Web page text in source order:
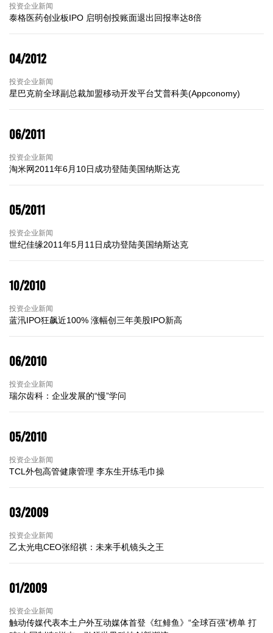
投资企业新闻
泰格医药创业板IPO 启明创投账面退出回报率达8倍
04/2012
投资企业新闻
星巴克前全球副总裁加盟移动开发平台艾普科美(Appconomy)
06/2011
投资企业新闻
淘米网2011年6月10日成功登陆美国纳斯达克
05/2011
投资企业新闻
世纪佳缘2011年5月11日成功登陆美国纳斯达克
10/2010
投资企业新闻
蓝汛IPO狂飙近100% 涨幅创三年美股IPO新高
06/2010
投资企业新闻
瑞尔齿科：企业发展的“慢”学问
05/2010
投资企业新闻
TCL外包高管健康管理 李东生开练毛巾操
03/2009
投资企业新闻
乙太光电CEO张绍祺：未来手机镜头之王
01/2009
投资企业新闻
触动传媒代表本土户外互动媒体首登《红鲱鱼》“全球百强”榜单 打